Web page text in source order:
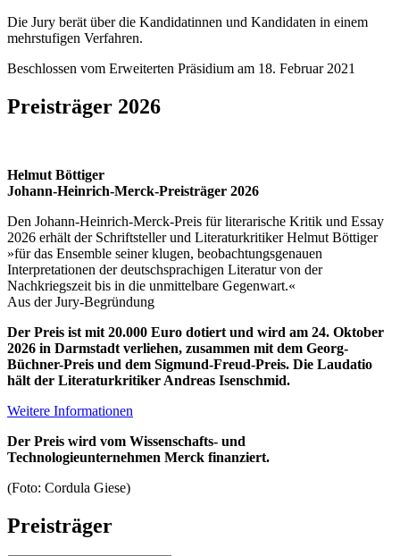
Die Jury berät über die Kandidatinnen und Kandidaten in einem
mehrstufigen Verfahren.
Beschlossen vom Erweiterten Präsidium am 18. Februar 2021
Preisträger 2026
Helmut Böttiger
Johann-Heinrich-Merck-Preisträger 2026
Den Johann-Heinrich-Merck-Preis für literarische Kritik und Essay
2026 erhält der Schriftsteller und Literaturkritiker Helmut Böttiger
»für das Ensemble seiner klugen, beobachtungsgenauen
Interpretationen der deutschsprachigen Literatur von der
Nachkriegszeit bis in die unmittelbare Gegenwart.«
Aus der Jury-Begründung
Der Preis ist mit 20.000 Euro dotiert und wird am 24. Oktober
2026 in Darmstadt verliehen, zusammen mit dem Georg-
Büchner-Preis und dem Sigmund-Freud-Preis. Die Laudatio
hält der Literaturkritiker Andreas Isenschmid.
Weitere Informationen
Der Preis wird vom Wissenschafts- und
Technologieunternehmen Merck finanziert.
(Foto: Cordula Giese)
Preisträger